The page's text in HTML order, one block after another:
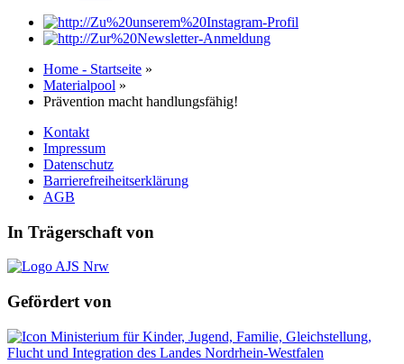
Home - Startseite »
Materialpool »
Prävention macht handlungsfähig!
Kontakt
Impressum
Datenschutz
Barrierefreiheitserklärung
AGB
In Trägerschaft von
Gefördert von